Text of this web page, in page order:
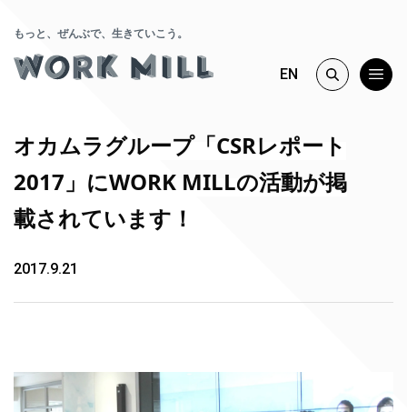
もっと、ぜんぶで、生きていこう。
EN
オカムラグループ「CSRレポート
2017」にWORK MILLの活動が掲
載されています！
2017.9.21